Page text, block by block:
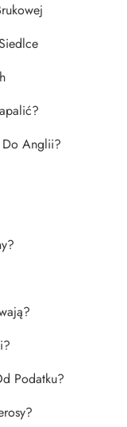
Do Anglii?
Podatku?